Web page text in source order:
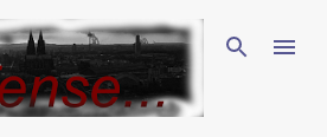
Hauptbereich